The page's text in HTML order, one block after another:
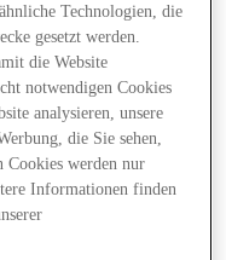
Technologien, die
gesetzt werden.
die Website
notwendigen Cookies
analysieren, unsere
die Sie sehen,
Cookies werden nur
Informationen finden